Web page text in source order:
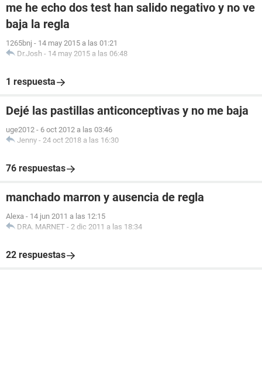
me he echo dos test han salido negativo y no ve
baja la regla
1265bnj - 14 may 2015 a las 01:21
Dr.Josh - 14 may 2015 a las 06:48
1 respuesta
Dejé las pastillas anticonceptivas y no me baja
uge2012 - 6 oct 2012 a las 03:46
Jenny - 24 oct 2018 a las 16:30
76 respuestas
manchado marron y ausencia de regla
Alexa - 14 jun 2011 a las 12:15
DRA. MARNET - 2 dic 2011 a las 18:34
22 respuestas